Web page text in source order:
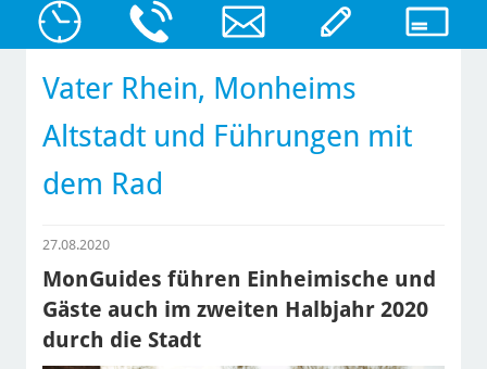
Vater Rhein, Monheims
Altstadt und Führungen mit
dem Rad
27.08.2020
MonGuides führen Einheimische und
Gäste auch im zweiten Halbjahr 2020
durch die Stadt